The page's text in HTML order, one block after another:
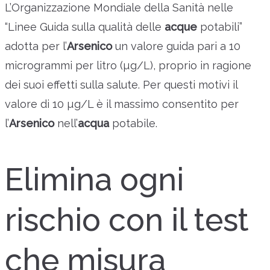
L’Organizzazione Mondiale della Sanità nelle
“Linee Guida sulla qualità delle acque potabili”
adotta per l’Arsenicoun valore guida pari a 10
microgrammi per litro (µg/L), proprio in ragione
dei suoi effetti sulla salute. Per questi motivi il
valore di 10 µg/L è il massimo consentito per
l’Arseniconell’acquapotabile.
Elimina ogni
rischio con il test
che misura